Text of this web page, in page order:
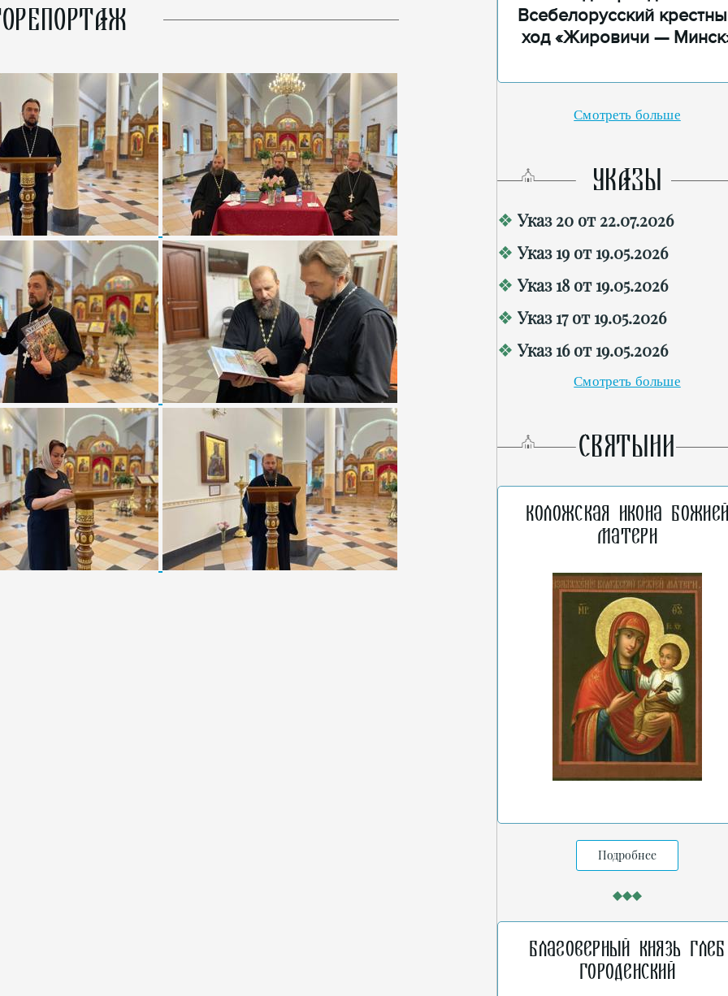
Всебелорусский
ход «Жировичи —
Смотреть больше
УКАЗЫ
Указ 20 от 22.07.2026
Указ 19 от 19.05.2026
Указ 18 от 19.05.2026
Указ 17 от 19.05.2026
Указ 16 от 19.05.2026
Смотреть больше
СВЯТЫНИ
Коложская икона
Матери
Подробнее
Благоверный князь Глеб
Городенский